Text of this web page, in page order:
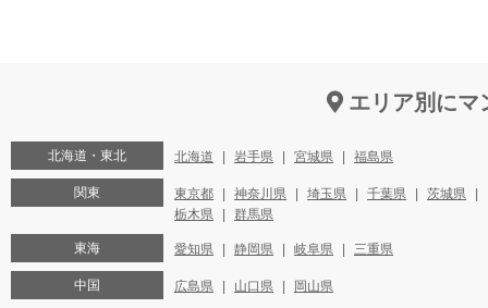
エリア別にマ
北海道・東北 北海道 岩手県 宮城県 福島県
関東 東京都 神奈川県 埼玉県 千葉県
茨城県
栃木県
群馬県
東海 愛知県 静岡県 岐阜県 三重県
中国 広島県 山口県 岡山県